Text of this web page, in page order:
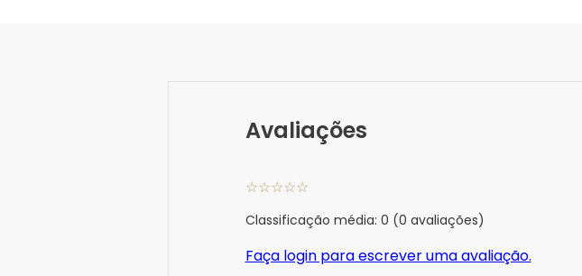
Avaliações
☆☆☆☆☆
Classificação média: 0 (0 avaliações)
Faça login para escrever uma avaliação.